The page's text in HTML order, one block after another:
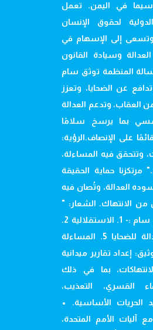
سيما في اليمن. تعمل
لحقوق الإنسان
وتسعى إلى الإسهام في
وسيادة القانون
رسالة المنظمة توثق سام
عن الضحايا، وتعزز
العقاب، وتدعم العدالة
بما يرسخ سلامًا
على الإنصاف.الرؤية:
وتتحقق فيه المساءلة،
مرتكزنا حماية الحقيقة
العدالة، وتُصان فيه
من الانتهاك. الشعار: "
من التوثيق إلى العدالة قيم سام :- 1. الاستقلالية 2.
المهنية 3. النزاهة 4. العدالة للضحايا 5. المساءلة
إعداد تقارير ميدانية
بما في ذلك
القسري، التعذيب،
الحريات الأساسية. •
آليات الأمم المتحدة،